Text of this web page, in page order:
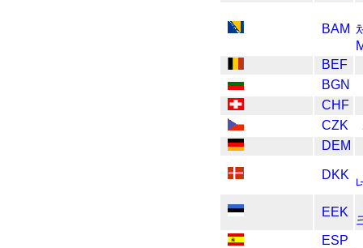
BAM
BEF
BGN
CHF
CZK
DEM
DKK
EEK
ESP